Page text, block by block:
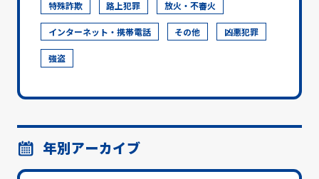
特殊詐欺 路上犯罪 放火・不審火
インターネット・携帯電話 その他 凶悪犯罪
強盗
年別アーカイブ